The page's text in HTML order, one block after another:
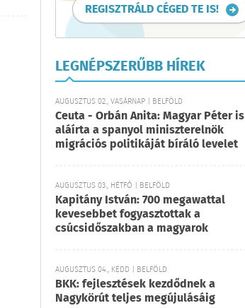
REGISZTRÁLD CÉGED TE IS!
LEGNÉPSZERŰBB HÍREK
AUGUSZTUS 02., VASÁRNAP | BELFÖLD
Ceuta - Orbán Anita: Magyar Péter is
aláírta a spanyol miniszterelnök
migrációs politikáját bíráló levelet
AUGUSZTUS 03., HÉTFŐ | BELFÖLD
Kapitány István: 700 megawattal
kevesebbet fogyasztottak a
csúcsidőszakban a magyarok
AUGUSZTUS 04., KEDD | BELFÖLD
BKK: fejlesztések kezdődnek a
Nagykörút teljes megújulásáig